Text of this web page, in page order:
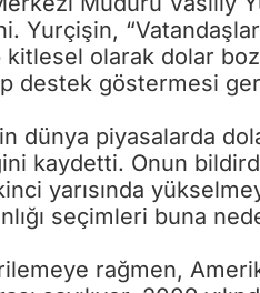
Yurçişin,
olarak dolar
destek göstermesi
dünya piyasalarda
kaydetti. Onun
yarısında
seçimleri buna
rağmen,